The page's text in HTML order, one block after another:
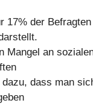
17% der
Mangel an
dass man